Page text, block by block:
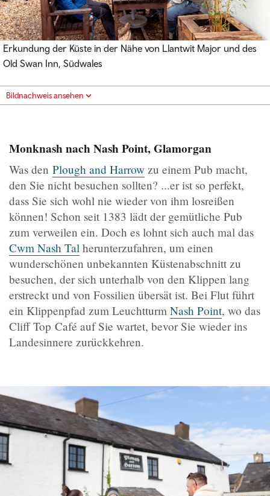
Erkundung der Küste in der Nähe von Llantwit Major und des
Old Swan Inn, Südwales
Bildnachweis ansehen
Monknash nach Nash Point, Glamorgan
Was den Plough and Harrow zu einem Pub macht,
den Sie nicht besuchen sollten? ...er ist so perfekt,
dass Sie sich wohl nie wieder von ihm losreißen
können! Schon seit 1383 lädt der gemütliche Pub
zum verweilen ein. Doch es lohnt sich auch mal das
Cwm Nash Tal herunterzufahren, um einen
wunderschönen unbekannten Küstenabschnitt zu
besuchen, der sich unterhalb von den Klippen lang
erstreckt und von Fossilien übersät ist. Bei Flut führt
ein Klippenpfad zum Leuchtturm Nash Point, wo das
Cliff Top Café auf Sie wartet, bevor Sie wieder ins
Landesinnere zurückkehren.